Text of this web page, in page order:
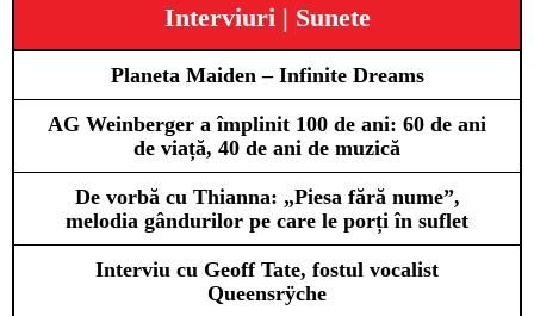
Interviuri | Sunete
Planeta Maiden – Infinite Dreams
AG Weinberger a împlinit 100 de ani: 60 de ani
de viață, 40 de ani de muzică
De vorbă cu Thianna: „Piesa fără nume”,
melodia gândurilor pe care le porți în suflet
Interviu cu Geoff Tate, fostul vocalist
Queensrÿche